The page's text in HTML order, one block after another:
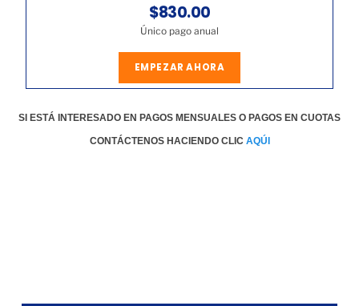
$830.00
Único pago anual
EMPEZAR AHORA
SI ESTÁ INTERESADO EN PAGOS MENSUALES O PAGOS EN CUOTAS
CONTÁCTENOS HACIENDO CLIC AQÚI